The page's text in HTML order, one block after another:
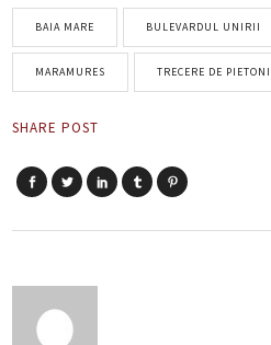
BAIA MARE BULEVARDUL UNIRII
MARAMURES TRECERE DE PIETONI
SHARE POST